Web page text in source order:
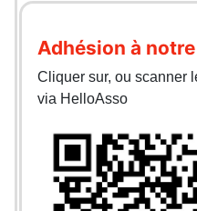
Adhésion à
Cliquer sur, ou scanner
via HelloAsso